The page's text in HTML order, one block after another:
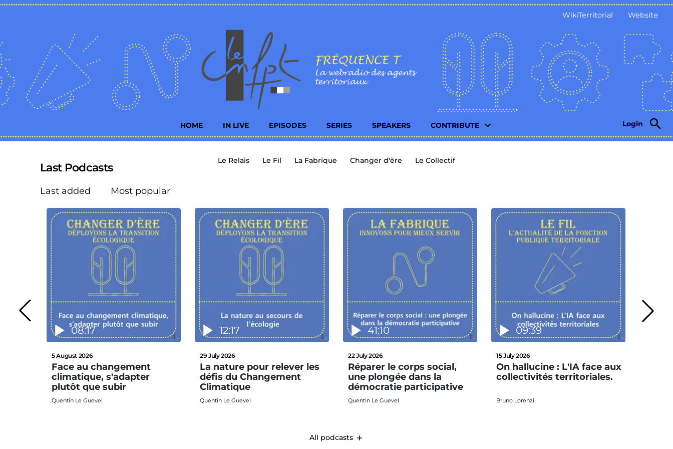
WikiTerritorial Website
HOME IN LIVE EPISODES SERIES SPEAKERS CONTRIBUTE Login
Le Relais Le Fil La Fabrique Changer d'ère Le Collectif
Last Podcasts
Last added Most popular
08:17
5 August 2026
Face au changement
climatique, s'adapter
plutôt que subir
Quentin Le Guevel
12:17
29 July 2026
La nature pour relever les
défis du Changement
Climatique
Quentin Le Guevel
41:10
22 July 2026
Réparer le corps social,
une plongée dans la
démocratie participative
Quentin Le Guevel
09:39
15 July 2026
On hallucine : L'IA face aux
collectivités territoriales.
Bruno Lorenzi
All podcasts